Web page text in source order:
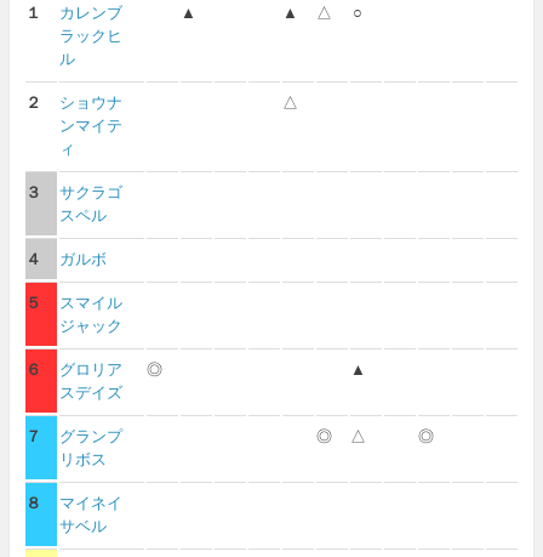
１
カレンブ
ラックヒ
ル
▲ ▲ △ ○
２
ショウナ
ンマイテ
ィ
△
３
サクラゴ
スペル
４
ガルボ
５
スマイル
ジャック
６
グロリア
スデイズ
◎ ▲
７
グランプ
リボス
◎ △ ◎
８
マイネイ
サベル